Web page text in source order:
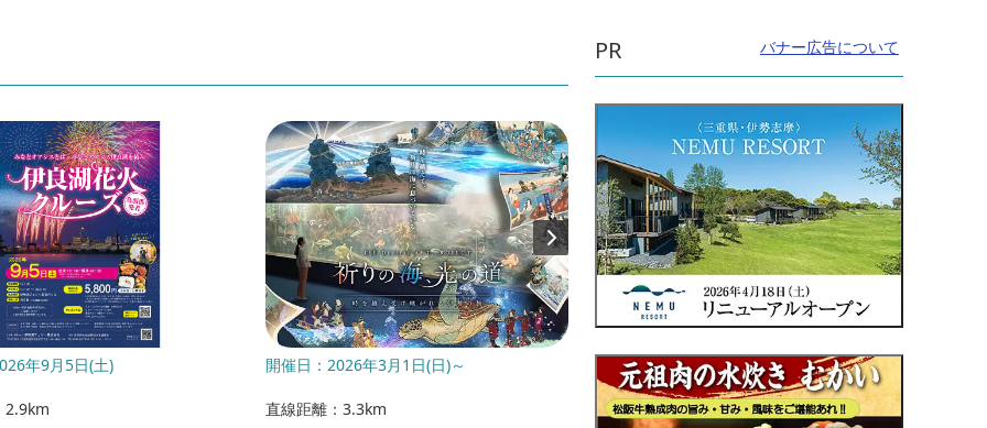
年9月5日(土)
2.9km
開催日：2026年3月1日(日)～
直線距離：3.3km
開催日：2026年10月10日(土)〜2026年10月
11日(日)
PR バナー広告について